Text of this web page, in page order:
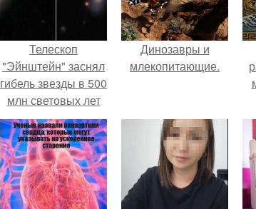
Телескоп
"Эйнштейн" заснял
гибель звезды в 500
млн световых лет
от земли.
Динозавры и
млекопитающие.